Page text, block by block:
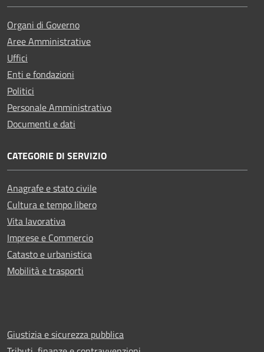
Organi di Governo
Aree Amministrative
Uffici
Enti e fondazioni
Politici
Personale Amministrativo
Documenti e dati
CATEGORIE DI SERVIZIO
Anagrafe e stato civile
Cultura e tempo libero
Vita lavorativa
Imprese e Commercio
Catasto e urbanistica
Mobilità e trasporti
Giustizia e sicurezza pubblica